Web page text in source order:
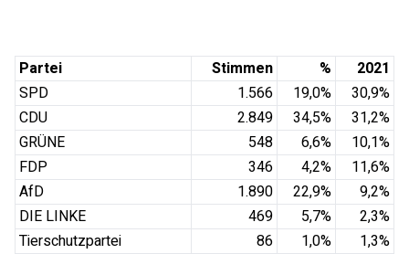
Partei Stimmen %
2021
SPD
1.566 19,0% 30,9%
CDU
2.849 34,5% 31,2%
GRÜNE
548 6,6% 10,1%
FDP
346 4,2% 11,6%
AfD
1.890 22,9% 9,2%
DIE LINKE
469 5,7% 2,3%
Tierschutzpartei
86 1,0% 1,3%